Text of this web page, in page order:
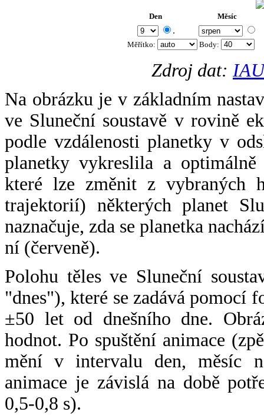
Den Měsíc
.
Měřítko: Body:
Zdroj dat:
Na obrázku je v základním
ve Sluneční soustavě v rovině
podle vzdálenosti planetky v
planetky vykreslila a
které lze změnit z vybraných
trajektorií) některých planet
naznačuje, zda se planetka
ní (červeně).
Polohu těles ve Sluneční
"dnes"), které se zadává pomocí
±50 let od dnešního dne.
hodnot. Po spuštění animace
mění v intervalu den, měsíc
animace je závislá na době
0,5-0,8 s).